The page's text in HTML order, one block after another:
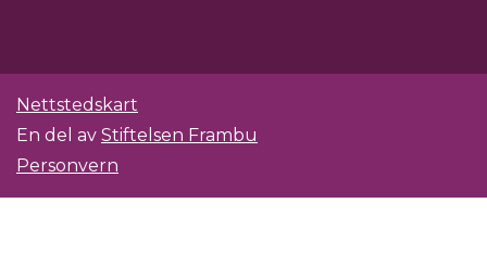
Nettstedskart
En del av Stiftelsen Frambu
Personvern